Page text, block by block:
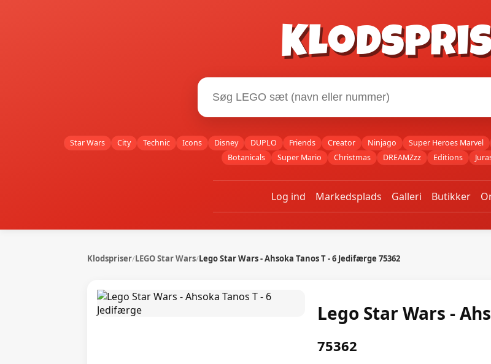
Star Wars City Technic Icons Disney DUPLO Friends Creator Ninjago Super Heroes Marvel
Botanicals
Super Mario Christmas DREAMZzz Editions
Log ind Markedsplads Galleri Butikker
Klodspriser/LEGO Star Wars/Lego Star Wars - Ahsoka Tanos T - 6 Jedifærge 75362
Lego Star Wars -
75362